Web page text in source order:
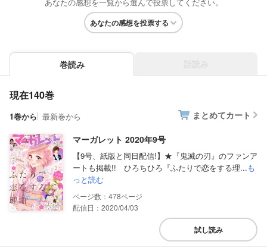
あなたの感想を投票する
巻読み
現在140巻
1巻から 最新巻から まとめてカート
マーガレット 2020年9号
【9号、紙版と同日配信!】★『鬼滅の刃』のファンア
ートも掲載!! ひろちひろ『ふたりで恋をする理...も
っと読む
478
配信日：2020/04/03
試し読み